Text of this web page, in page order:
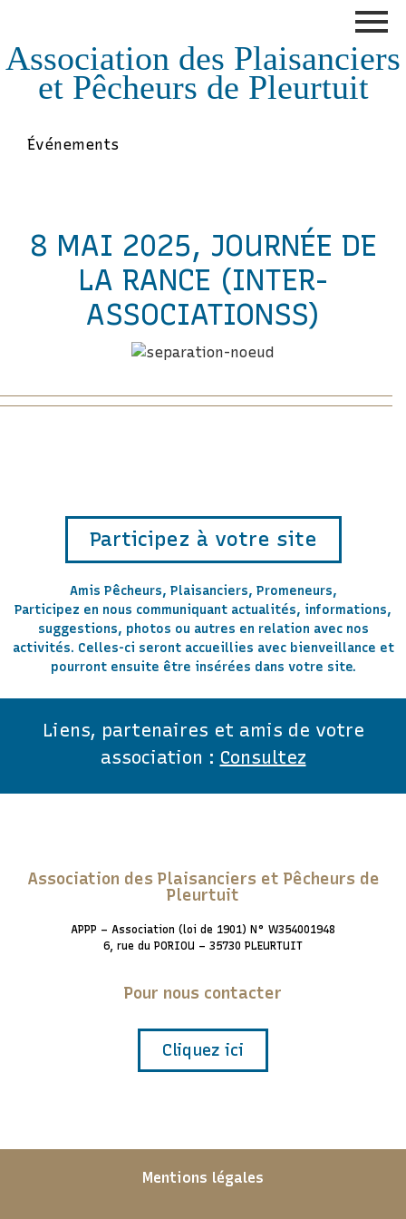
Association des Plaisanciers
et Pêcheurs de Pleurtuit
Événements
8 MAI 2025, JOURNÉE DE
LA RANCE (INTER-
ASSOCIATIONSS)
Participez à votre site
Amis Pêcheurs, Plaisanciers, Promeneurs,
Participez en nous communiquant actualités, informations,
suggestions, photos ou autres en relation avec nos
activités. Celles-ci seront accueillies avec bienveillance et
pourront ensuite être insérées dans votre site.
Liens, partenaires et amis de votre
association : Consultez
Association des Plaisanciers et Pêcheurs de
Pleurtuit
APPP – Association (loi de 1901) N° W354001948
6, rue du PORIOU – 35730 PLEURTUIT
Pour nous contacter
Cliquez ici
Mentions légales